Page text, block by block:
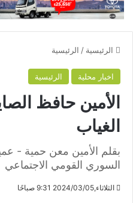
الرئيسية / الرئيسية
اخبار محلية الرئيسية
الأمين حافظ
الغياب
بقلم الأمين معن حمية -
السوري القومي الاجتماعي
الثلاثاء,2024/03/05 9:31 صباحًا